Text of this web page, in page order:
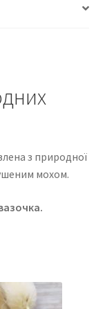
​​з природної
мохом.